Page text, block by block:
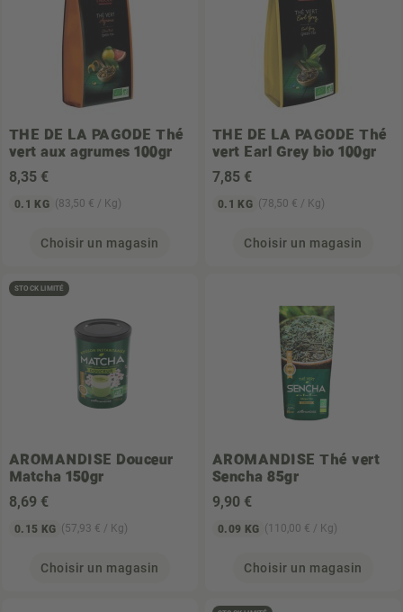
THE DE LA PAGODE Thé
vert aux agrumes 100gr
8,35 €
0.1 KG (83,50 € / Kg)
Choisir un magasin
THE DE LA PAGODE Thé
vert Earl Grey bio 100gr
7,85 €
0.1 KG (78,50 € / Kg)
Choisir un magasin
STOCK LIMITÉ
AROMANDISE Douceur
Matcha 150gr
8,69 €
0.15 KG (57,93 € / Kg)
Choisir un magasin
AROMANDISE Thé vert
Sencha 85gr
9,90 €
0.09 KG (110,00 € / Kg)
Choisir un magasin